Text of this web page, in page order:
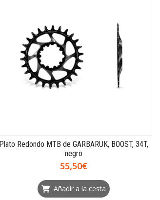
Plato Redondo MTB de GARBARUK, BOOST, 34T,
negro
55,50€
Añadir a la cesta